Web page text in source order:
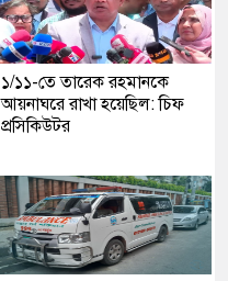
১/১১-তে তারেক রহমানকে
আয়নাঘরে রাখা হয়েছিল: চিফ
প্রসিকিউটর